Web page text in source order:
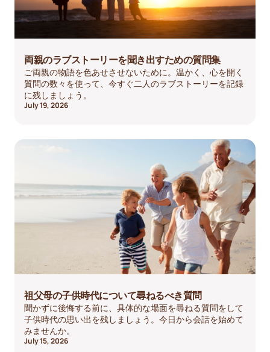
両親のラブストーリーを聞き出すための質問集
ご両親の物語を色あせさせないために。温かく、心を開く
質問の数々を使って、今すぐ二人のラブストーリーを記録
に残しましょう。
July 19, 2026
祖父母の子供時代について尋ねるべき質問
聞かずに後悔する前に、具体的な場面を尋ねる質問をして
子供時代の思い出を残しましょう。今日から会話を始めて
みませんか。
July 15, 2026